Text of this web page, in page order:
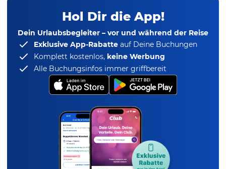
Hol Dir die App!
Dein Urlaubsbegleiter – vor und während der Reise
Exklusive App-Rabatte auf Deine Buchungen
Komplett kostenlos, keine Werbung
Alle Buchungsinfos immer griffbereit